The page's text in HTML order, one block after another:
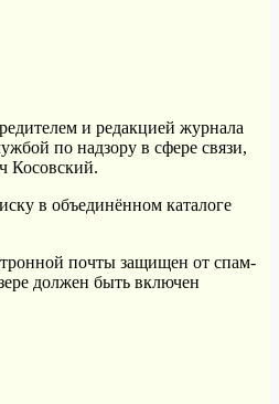
и редакцией журнала
по надзору в сфере связи,
Косовский.
в объединённом каталоге
почты защищен от спам-
должен быть включен